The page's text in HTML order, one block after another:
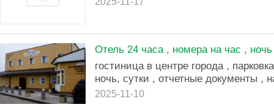
Отель 24 часа , номера на час , ночь
гостиница в центре города ,
ночь, сутки , отчетные документы ,
2025-11-10